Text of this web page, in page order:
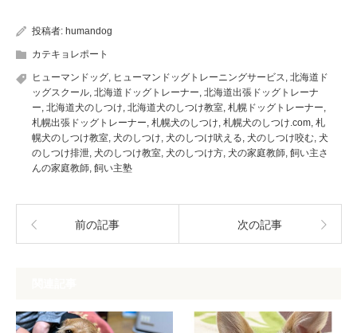
投稿者: humandog
カテキョレポート
ヒューマンドッグ ヒューマンドッグトレーニングサービス 北海道ド
ッグスクール 北海道ドッグトレーナー 北海道出張ドッグトレーナ
ー 北海道犬のしつけ 北海道犬のしつけ教室 札幌ドッグトレーナー
札幌出張ドッグトレーナー 札幌犬のしつけ 札幌犬のしつけ.com 札
幌犬のしつけ教室 犬のしつけ 犬のしつけ吠える 犬のしつけ咬む 犬
のしつけ排泄 犬のしつけ教室 犬のしつけ方 犬の家庭教師 飼い主さ
んの家庭教師 飼い主塾
前の記事 次の記事